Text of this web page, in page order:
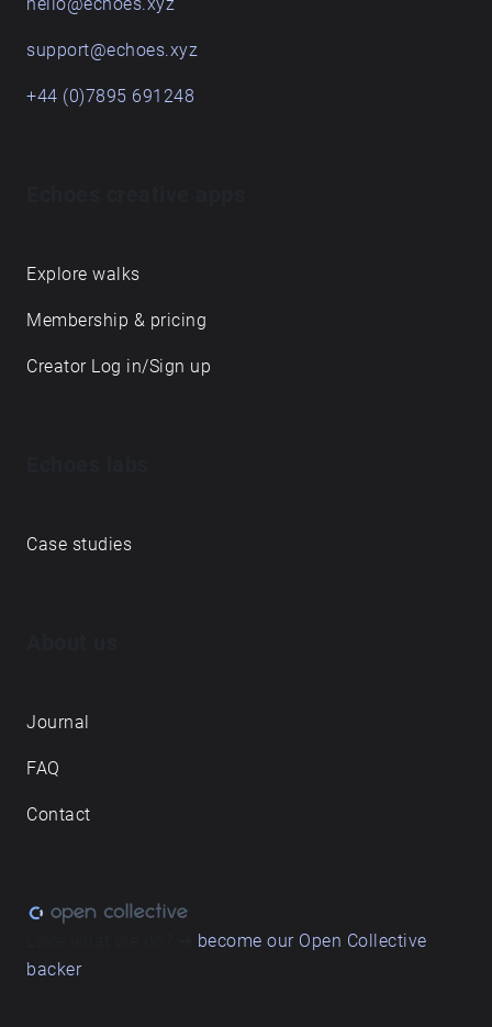
support@echoes.xyz
+44 (0)7895 691248
Explore walks
Membership & pricing
Creator Log in/Sign up
Case studies
Journal
FAQ
Contact
become our Open Collective
backer